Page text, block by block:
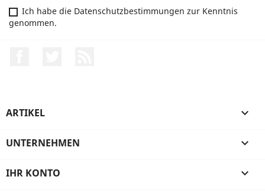
Ich habe die Datenschutzbestimmungen zur Kenntnis
genommen.
ARTIKEL 
UNTERNEHMEN 
IHR KONTO 